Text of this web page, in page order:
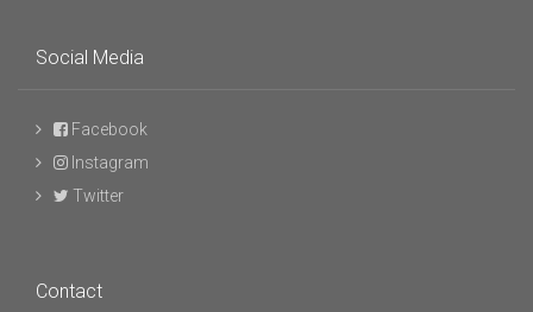
Social Media
Facebook
Instagram
Twitter
Contact